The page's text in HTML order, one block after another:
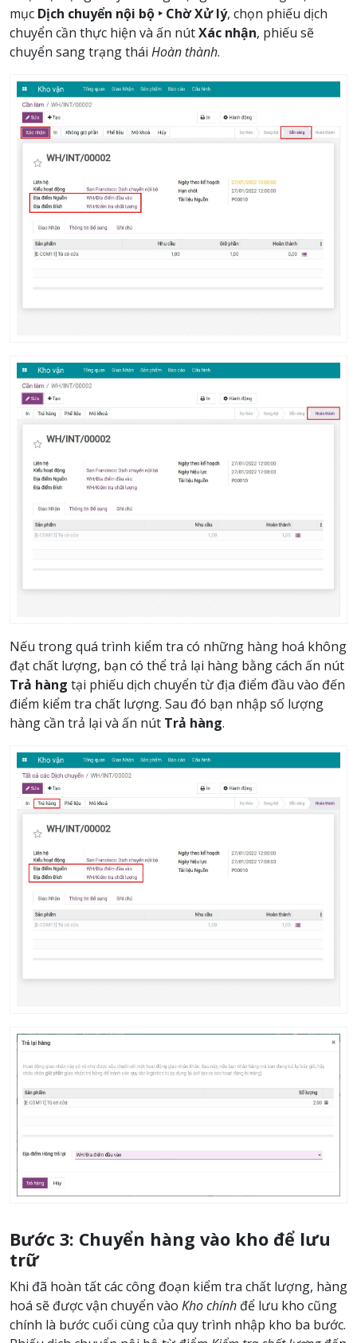
mục Dịch chuyển nội bộ ‣ Chờ Xử lý, chọn phiếu dịch
chuyển cần thực hiện và ấn nútXác nhận, phiếu sẽ
chuyển sang trạng thái Hoàn thành.
Nếu trong quá trình kiểm tra có những hàng hoá không
đạt chất lượng, bạn có thể trả lại hàng bằng cách ấn nút
Trả hàng tại phiếu dịch chuyển từ địa điểm đầu vào đến
điểm kiểm tra chất lượng. Sau đó bạn nhập số lượng
hàng cần trả lại và ấn nút Trả hàng.
Bước 3: Chuyển hàng vào kho để lưu
trữ
Khi đã hoàn tất các công đoạn kiểm tra chất lượng, hàng
hoá sẽ được vận chuyển vào Kho chính để lưu kho cũng
chính là bước cuối cùng của quy trình nhập kho ba bước.